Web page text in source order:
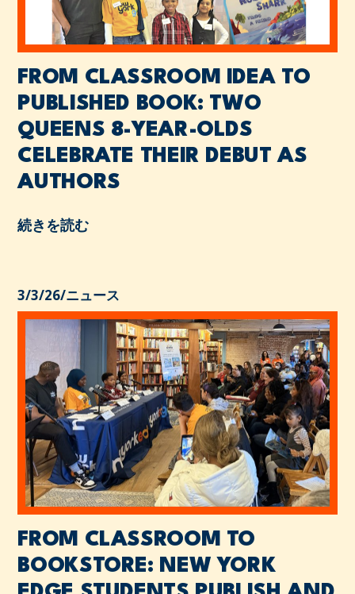
FROM CLASSROOM IDEA TO
PUBLISHED BOOK: TWO
QUEENS 8-YEAR-OLDS
CELEBRATE THEIR DEBUT AS
AUTHORS
続きを読む
3/3/26/ニュース
FROM CLASSROOM TO
BOOKSTORE: NEW YORK